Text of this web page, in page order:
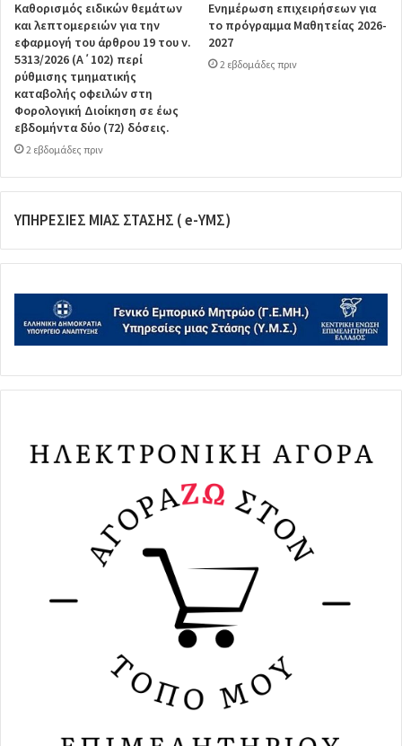
Καθορισμός ειδικών θεμάτων
και λεπτομερειών για την
εφαρμογή του άρθρου 19 του ν.
5313/2026 (Α΄102) περί
ρύθμισης τμηματικής
καταβολής οφειλών στη
Φορολογική Διοίκηση σε έως
εβδομήντα δύο (72) δόσεις.
2 εβδομάδες πριν
Ενημέρωση επιχειρήσεων για
το πρόγραμμα Μαθητείας 2026-
2027
2 εβδομάδες πριν
ΥΠΗΡΕΣΙΕΣ ΜΙΑΣ ΣΤΑΣΗΣ ( e-ΥΜΣ)